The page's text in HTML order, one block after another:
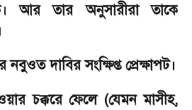
আর তার অনুসারীরা তাকে
নবুওত দাবির সংক্ষিপ্ত প্রেক্ষাপট।
চক্করে ফেলে (যেমন মাসীহ,